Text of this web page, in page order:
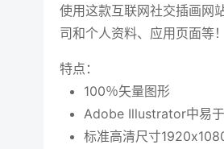
使用这款互联网社交插画网
司和个人资料、应用页面等！
特点：
100％矢量图形
Adobe Illustrator中易
标准高清尺寸